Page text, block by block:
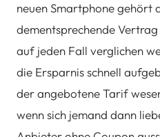
neuen Smartphone gehört
dementsprechende
auf jeden Fall verglichen
die Ersparnis schnell
der angebotene Tarif
wenn sich jemand dann